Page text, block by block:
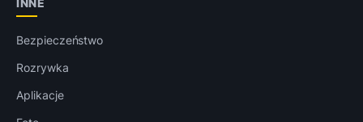
INNE
Bezpieczeństwo
Rozrywka
Aplikacje